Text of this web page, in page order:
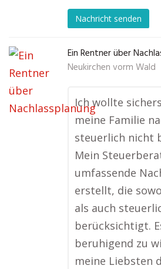
Nachricht senden
Ein Rentner über
Neukirchen vorm Wald
Ich wollte
meine Familie
steuerlich nicht
Mein
umfassende
erstellt, die
als auch
berücksichtigt.
beruhigend zu
meine Liebsten